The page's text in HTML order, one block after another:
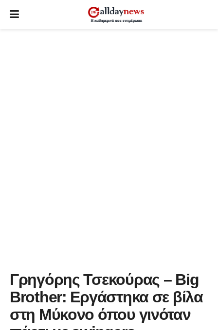
Γρηγόρης Τσεκούρας – Big
Brother: Εργάστηκα σε βίλα
στη Μύκονο όπου γινόταν